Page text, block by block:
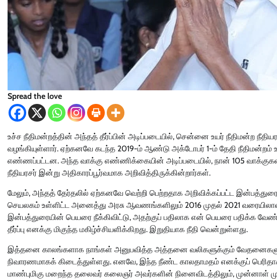
Spread the love
உச்ச நீதிமன்றத்தின் அந்தத் தீர்ப்பின் அடிப்படையில், சென்னை உயர் நீதிமன்ற
வழங்கியுள்ளார். ஏற்கனவே கடந்த 2019-ம் ஆண்டு அக்டோபர் 1-ம் தேதி நீதிமன்றம்
எண்ணப்பட்டன. அந்த வாக்கு எண்ணிக்கையின் அடிப்படையில், நான் 105 வாக்குகள்
நீதியரசர் இன்று அதிகாரப்பூர்வமாக அறிவித்திருக்கின்றார்கள்.
மேலும், அந்தத் தேர்தலில் ஏற்கனவே வெற்றி பெற்றதாக அறிவிக்கப்பட்ட
செயலகம் உள்ளிட்ட அனைத்து அரசு ஆவணங்களிலும் 2016 முதல் 2021
இன்பத்துரையின் பெயரை நீக்கிவிட்டு, அதற்குப் பதிலாக என் பெயரை பதிக்க
தீர்ப்பு எனக்கு மிகுந்த மகிழ்ச்சியளிக்கிறது. இறுதியாக நீதி வென்றுள்ளது.
இத்தனை காலங்களாக நாங்கள் அனுபவித்த அத்தனை வலிகளுக்கும்
நிவாரணமாகக் கிடைத்துள்ளது. எனவே, இந்த நீண்ட காலதாமதம் எனக்குப்
மாண்புமிகு மறைந்த தலைவர் கலைஞர் அவர்களின் நினைவிடத்திலும், முன்னாள்